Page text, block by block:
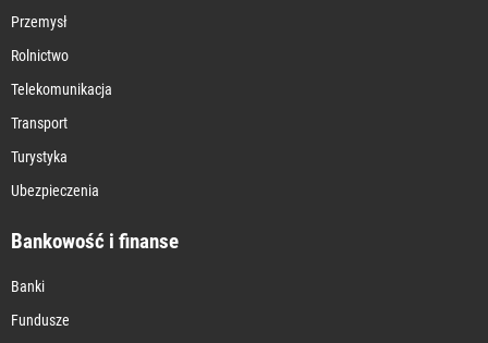
Przemysł
Rolnictwo
Telekomunikacja
Transport
Turystyka
Ubezpieczenia
Bankowość i finanse
Banki
Fundusze